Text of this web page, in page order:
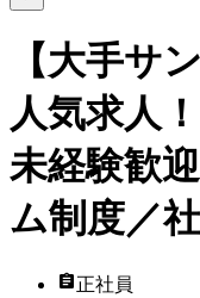
【大手サ
人気求人
未経験歓
ム制度／
正社員